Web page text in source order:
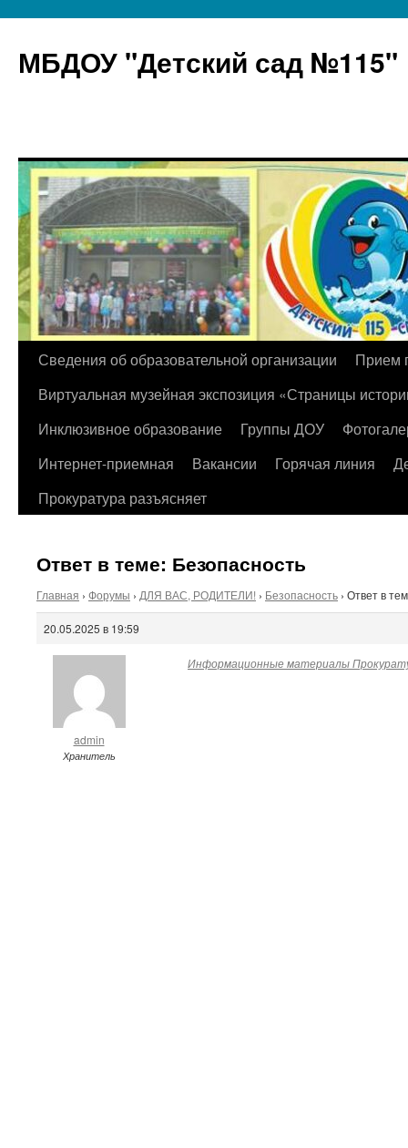
МБДОУ "Детский сад №115"
Перейти
содержимому
Сведения об образовательной организации
Прием
Виртуальная музейная экспозиция «Страницы
Инклюзивное образование
Группы ДОУ
Интернет-приемная
Вакансии Горячая линия
Прокуратура разъясняет
Ответ в теме: Безопасность
Главная › Форумы › ДЛЯ ВАС, РОДИТЕЛИ! › Безопасность › Ответ в
20.05.2025 в 19:59
admin
Хранитель
Информационные материалы